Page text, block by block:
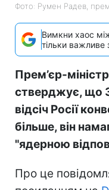
Фото: Румен Радев,
Вимкни хаос
тільки важливе
Прем’єр-
стверджує, що
відсіч Росії
більше, він
"ядерною
Про це